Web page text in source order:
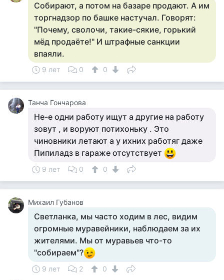
Собирают, а потом на базаре продают. А им
торгнадзор по башке настучал. Говорят:
"Почему, сволочи, такие-сякие, горький
мёд продаёте!" И штрафные санкции
впаяли.
9 лет 0 0
Танча Гончарова
Не-е одни работу ищут а другие на работу
зовут , и воруют потихоньку . Это
чиновники летают а у ихних работяг даже
Пипиладз в гараже отсутствует
9 лет 0 0
Михаил Губанов
Светланка, мы часто ходим в лес, видим
огромные муравейники, наблюдаем за их
жителями. Мы от муравьев что-то
"собираем"?
9 лет 2
0